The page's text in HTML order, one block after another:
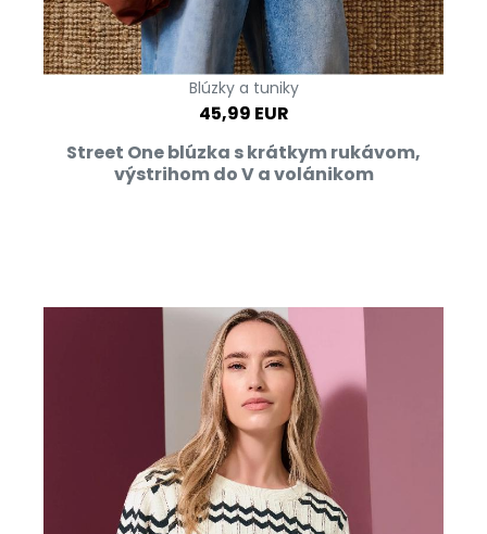
Blúzky a tuniky
45,99 EUR
Street One blúzka s krátkym rukávom,
výstrihom do V a volánikom